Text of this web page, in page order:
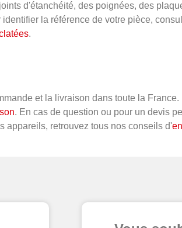
d'étanchéité, des poignées, des
la référence de votre pièce,
.
et la livraison dans toute la
. En cas de question ou pour un devis
appareils, retrouvez tous nos conseils d'